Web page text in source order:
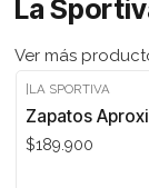
La
Ver más
LA SPORTIVA
Zapatos
$189.900